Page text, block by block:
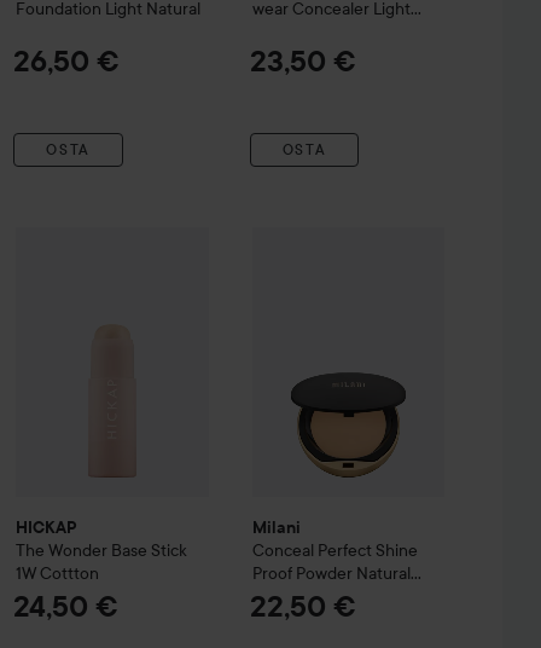
Foundation Light Natural
26,50 €
OSTA
wear Concealer Light
23,50 €
OSTA
HICKAP
The Wonder Base Stick
1W Cottton
24,50 €
Milani
Conceal Perfect Shine
Proof Powder Natural
Light
22,50 €